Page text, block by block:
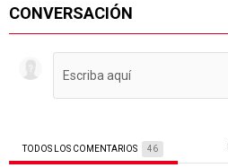
CONVERSACIÓN
TODOS LOS COMENTARIOS 46